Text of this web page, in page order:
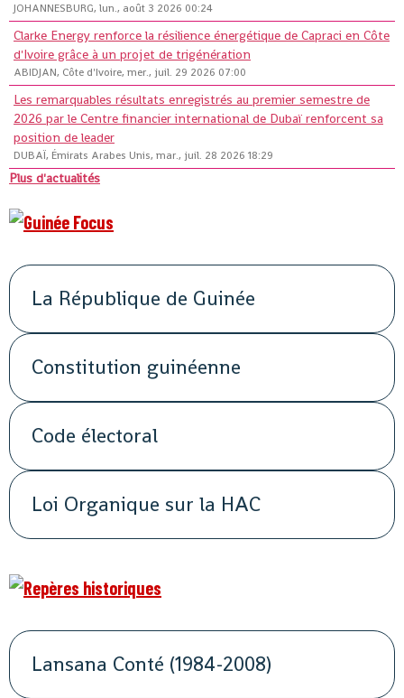
JOHANNESBURG, lun., août 3 2026 00:24
Clarke Energy renforce la résilience énergétique de Capraci en Côte
d'Ivoire grâce à un projet de trigénération
ABIDJAN, Côte d'Ivoire, mer., juil. 29 2026 07:00
Les remarquables résultats enregistrés au premier semestre de
2026 par le Centre financier international de Dubaï renforcent sa
position de leader
DUBAÏ, Émirats Arabes Unis, mar., juil. 28 2026 18:29
Plus d'actualités
La République de Guinée
Constitution guinéenne
Code électoral
Loi Organique sur la HAC
Lansana Conté (1984-2008)